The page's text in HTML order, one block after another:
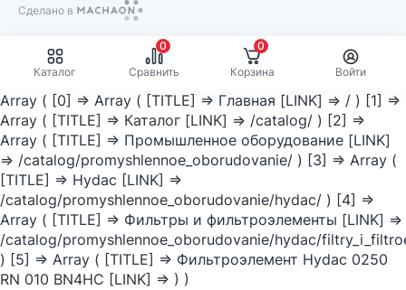
Сделано в
Machaon
Каталог
0
Сравнить
0
Корзина
Войти
Array ( [0] => Array ( [TITLE] => Главная [LINK] => / ) [1] =>
Array ( [TITLE] => Каталог [LINK] => /catalog/ ) [2] =>
Array ( [TITLE] => Промышленное оборудование [LINK]
=> /catalog/promyshlennoe_oborudovanie/ ) [3] => Array (
[TITLE] => Hydac [LINK] =>
/catalog/promyshlennoe_oborudovanie/hydac/ ) [4] =>
Array ( [TITLE] => Фильтры и фильтроэлементы [LINK] =>
/catalog/promyshlennoe_oborudovanie/hydac/
) [5] => Array ( [TITLE] => Фильтроэлемент Hydac 0250
RN 010 BN4HC [LINK] => ) )